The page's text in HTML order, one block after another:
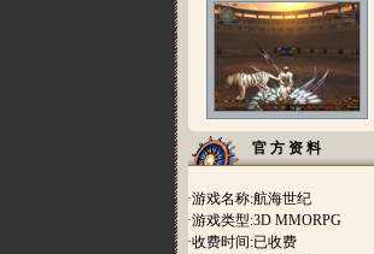
官 方 资 料
·游戏名称:航海世纪
·游戏类型:3D MMORPG
·收费时间:已收费